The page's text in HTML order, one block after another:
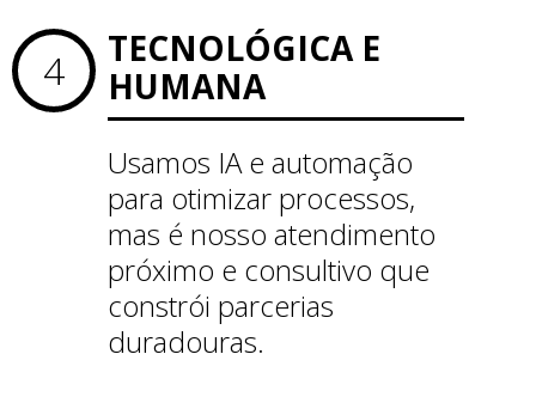
4
TECNOLÓGICA E
HUMANA
Usamos IA e automação
para otimizar processos,
mas é nosso atendimento
próximo e consultivo que
constrói parcerias
duradouras.